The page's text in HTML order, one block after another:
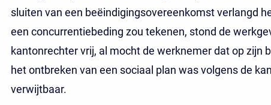
sluiten van een beëindigingsovereenkomst verlangd
een concurrentiebeding zou tekenen, stond de
kantonrechter vrij, al mocht de werknemer dat op zijn
het ontbreken van een sociaal plan was volgens de
verwijtbaar.